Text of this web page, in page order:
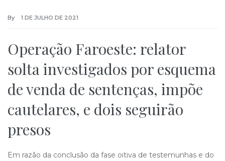
By 1 DE JULHO DE 2021
Operação Faroeste: relator
solta investigados por esquema
de venda de sentenças, impõe
cautelares, e dois seguirão
presos
​Em razão da conclusão da fase oitiva de testemunhas e do